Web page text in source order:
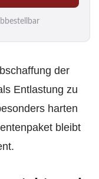
der
Entlastung zu
harten
bleibt